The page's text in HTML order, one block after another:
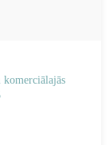
komerciālajās